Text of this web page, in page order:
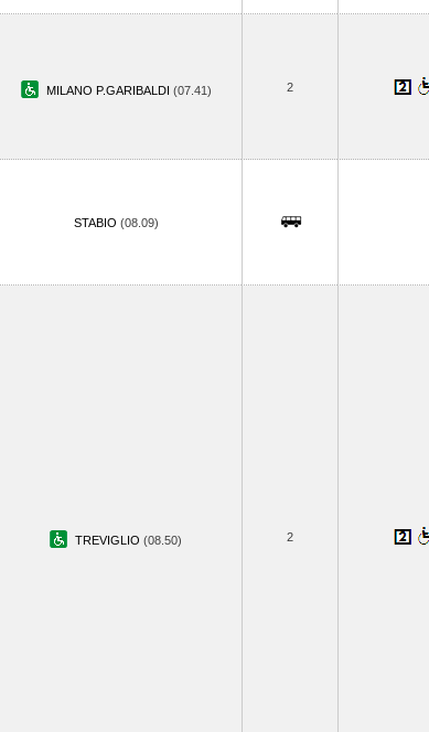
MILANO P.GARIBALDI (07.41) 2
STABIO (08.09)
TREVIGLIO (08.50) 2